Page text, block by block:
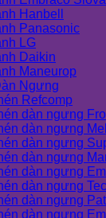
Hanbell
Panasonic
LG
Daikin
Maneurop
Ngưng
Refcomp
dàn ngưng
dàn ngưng
dàn ngưng
dàn ngưng
dàn ngưng
dàn ngưng
dàn ngưng
dàn ngưng